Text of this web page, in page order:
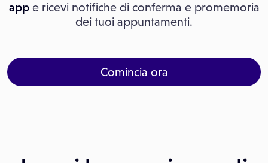
appe ricevi notifiche di conferma e promemoria
dei tuoi appuntamenti.
Comincia ora